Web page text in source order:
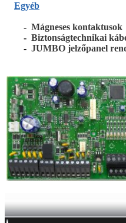
Egyéb
- Mágneses kontaktusok
- Biztonságtechnikai
- JUMBO jelzőpanel